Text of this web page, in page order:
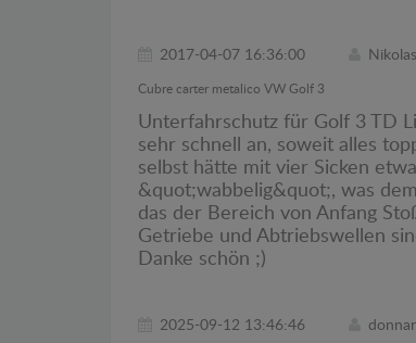
2017-04-07 16:36:00 Nikolas
Cubre carter metalico VW Golf 3
Unterfahrschutz für Golf 3 TD
sehr schnell an, soweit alles
selbst hätte mit vier Sicken
&quot;wabbelig&quot;, was
das der Bereich von Anfang
Getriebe und Abtriebswellen
Danke schön ;)
2025-09-12 13:46:46